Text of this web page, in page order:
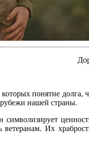
понятие
рубежи нашей страны.
Их